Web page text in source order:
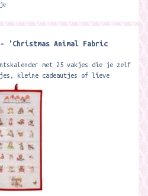
- 'Christmas Animal Fabric
met 25 vakjes die je zelf
kleine cadeautjes of lieve